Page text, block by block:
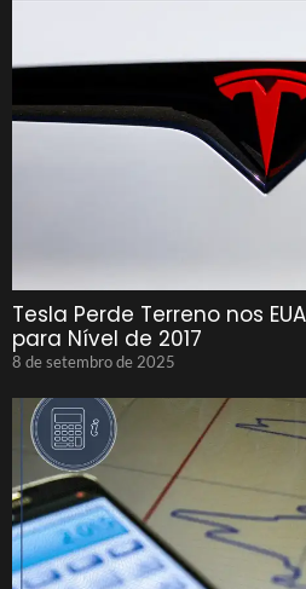
Tesla Perde Terreno nos
para Nível de 2017
8 de setembro de 2025